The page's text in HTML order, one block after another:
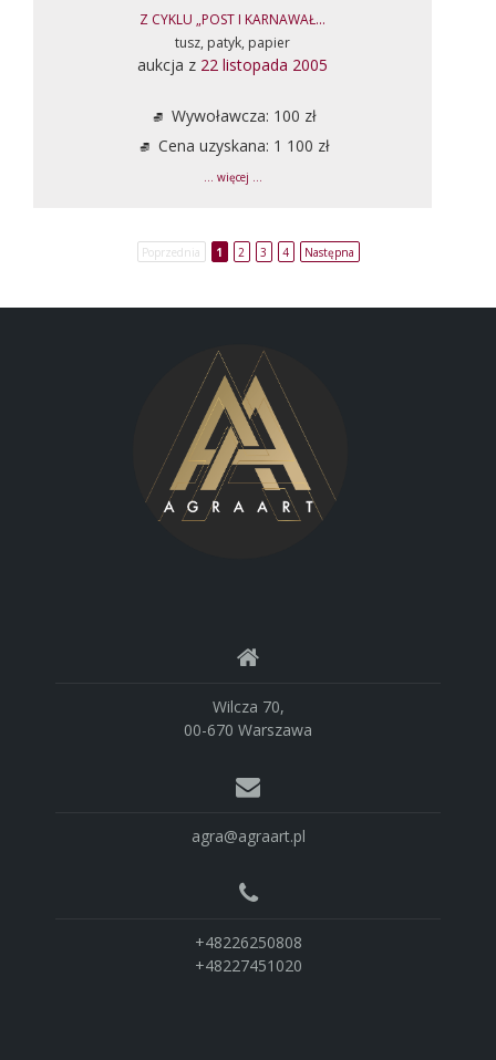
Z CYKLU „POST I KARNAWAŁ...
tusz, patyk, papier
aukcja z 22 listopada 2005
Wywoławcza: 100 zł
Cena uzyskana: 1 100 zł
... więcej ...
Poprzednia 1 2 3 4 Następna
Wilcza 70,
00-670 Warszawa
agra@agraart.pl
+48226250808
+48227451020